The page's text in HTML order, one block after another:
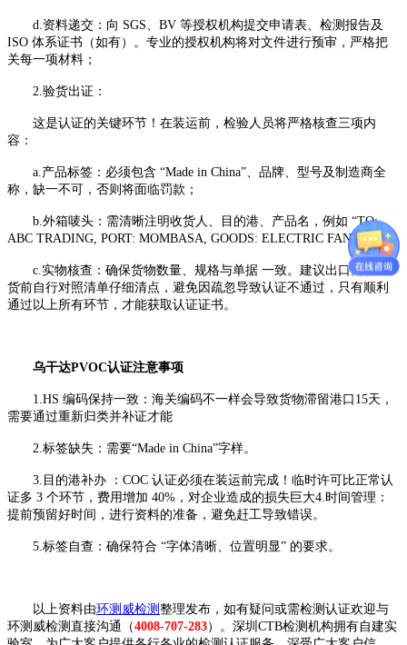
d.资料递交：向 SGS、BV 等授权机构提交申请表、检测报告及
ISO 体系证书（如有）。专业的授权机构将对文件进行预审，严格把
关每一项材料；
2.验货出证：
这是认证的关键环节！在装运前，检验人员将严格核查三项内
容：
a.产品标签：必须包含 “Made in China”、品牌、型号及制造商全
称，缺一不可，否则将面临罚款；
b.外箱唛头：需清晰注明收货人、目的港、产品名，例如 “TO:
ABC TRADING, PORT: MOMBASA, GOODS: ELECTRIC FAN”；
c.实物核查：确保货物数量、规格与单据 一致。建议出口商在出
货前自行对照清单仔细清点，避免因疏忽导致认证不通过，只有顺利
通过以上所有环节，才能获取认证证书。
乌干达PVOC认证注意事项
1.HS 编码保持一致：海关编码不一样会导致货物滞留港口15天，
需要通过重新归类并补证才能
2.标签缺失：需要“Made in China”字样。
3.目的港补办 ：COC 认证必须在装运前完成！临时许可比正常认
证多 3 个环节，费用增加 40%，对企业造成的损失巨大4.时间管理：
提前预留好时间，进行资料的准备，避免赶工导致错误。
5.标签自查：确保符合 “字体清晰、位置明显” 的要求。
以上资料由环测威检测 整理发布，如有疑问或需检测认证欢迎与
环测威检测直接沟通（4008-707-283）。深圳CTB检测机构拥有自建实